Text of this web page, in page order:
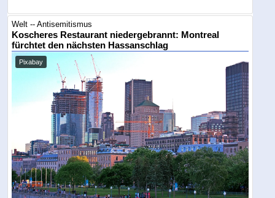
Welt -- Antisemitismus
Koscheres Restaurant niedergebrannt: Montreal
fürchtet den nächsten Hassanschlag
Pixabay